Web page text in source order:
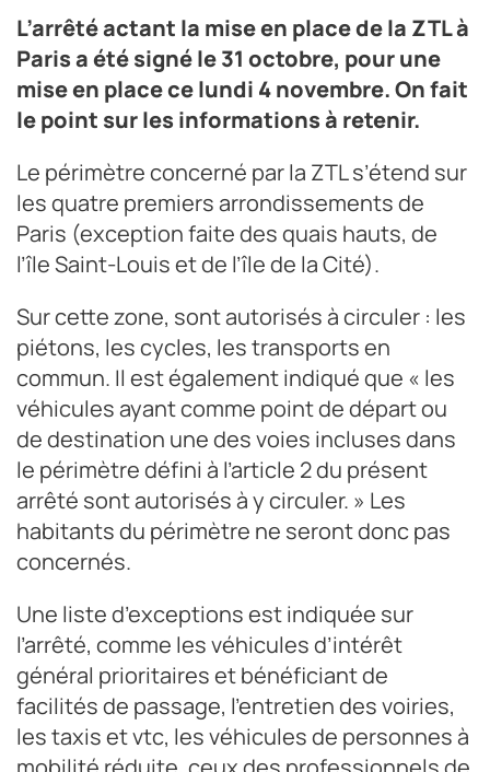
L’arrêté actant la mise en place de la ZTL à
Paris a été signé le 31 octobre, pour une
mise en place ce lundi 4 novembre. On fait
le point sur les informations à retenir.
Le périmètre concerné par la ZTL s’étend sur
les quatre premiers arrondissements de
Paris (exception faite des quais hauts, de
l’île Saint-Louis et de l’île de la Cité).
Sur cette zone, sont autorisés à circuler : les
piétons, les cycles, les transports en
commun. Il est également indiqué que « les
véhicules ayant comme point de départ ou
de destination une des voies incluses dans
le périmètre défini à l’article 2 du présent
arrêté sont autorisés à y circuler. » Les
habitants du périmètre ne seront donc pas
concernés.
Une liste d’exceptions est indiquée sur
l’arrêté, comme les véhicules d’intérêt
général prioritaires et bénéficiant de
facilités de passage, l’entretien des voiries,
les taxis et vtc, les véhicules de personnes à